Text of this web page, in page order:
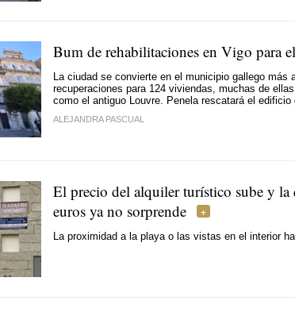
Bum de rehabilitaciones en Vigo para
La ciudad se convierte en el municipio gallego más
recuperaciones para 124 viviendas, muchas de
como el antiguo Louvre. Penela rescatará el edificio
ALEJANDRA PASCUAL
El precio del alquiler turístico sube y la
euros ya no sorprende
La proximidad a la playa o las vistas en el interior